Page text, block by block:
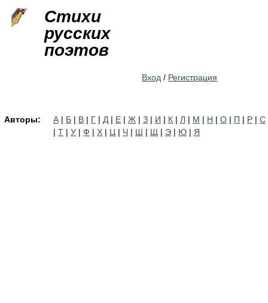
Стихи
русских
поэтов
Вход / Регистрация
Авторы: А | Б | В | Г | Д | Е | Ж | З | И | К | Л | М | Н | О | П | Р | С
| Т | У | Ф | Х | Ц | Ч | Ш | Щ | Э | Ю | Я